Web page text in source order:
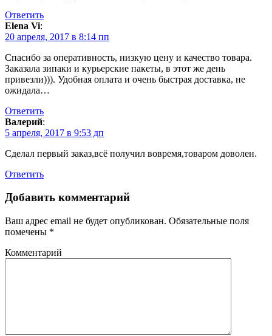
Ответить
Elena Vi:
20 апреля, 2017 в 8:14 пп
Спасибо за оперативность, низкую цену и качество товара.
Заказала зипаки и курьерские пакеты, в этот же день
привезли))). Удобная оплата и очень быстрая доставка, не
ожидала…
Ответить
Валерий:
5 апреля, 2017 в 9:53 дп
Сделал первый заказ,всё получил вовремя,товаром доволен.
Ответить
Добавить комментарий
Ваш адрес email не будет опубликован. Обязательные поля
помечены *
Комментарий